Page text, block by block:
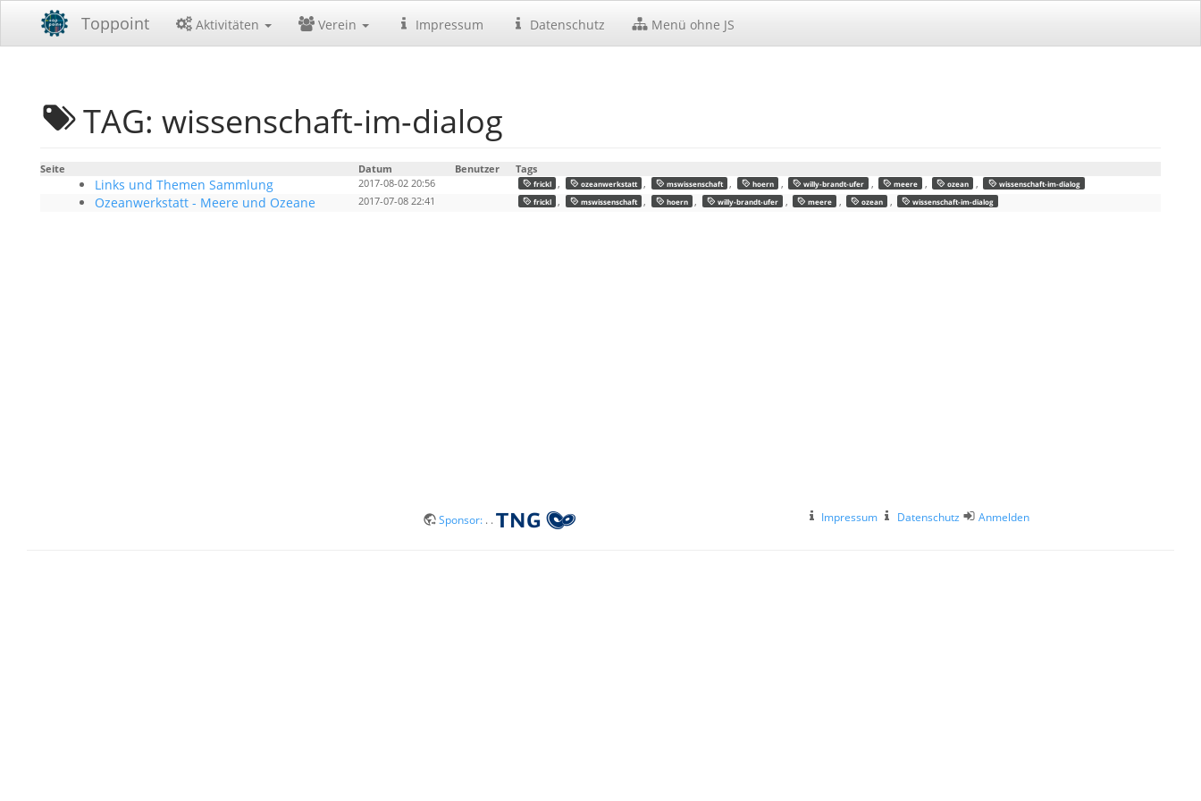
Toppoint Aktivitäten Verein Impressum Datenschutz Menü ohne JS
TAG: wissenschaft-im-dialog
Seite Datum Benutzer Tags
Links und Themen Sammlung 2017-08-02 20:56 frickl ozeanwerkstatt mswissenschaft hoern willy-brandt-ufer meere ozean wissenschaft-im-dialog
Ozeanwerkstatt - Meere und Ozeane 2017-07-08 22:41 frickl mswissenschaft hoern willy-brandt-ufer meere ozean wissenschaft-im-dialog
Sponsor: . . Impressum Datenschutz Anmelden